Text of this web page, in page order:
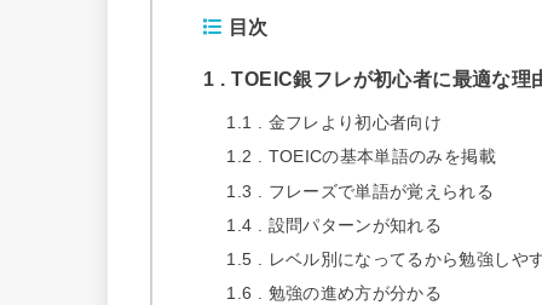
目次
1 TOEIC銀フレが初心者に最適な理
1.1
金フレより初心者向け
1.2
TOEICの基本単語のみを掲載
1.3
フレーズで単語が覚えられる
1.4
設問パターンが知れる
1.5
レベル別になってるから勉強しや
1.6
勉強の進め方が分かる